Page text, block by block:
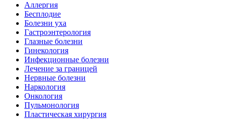
Аллергия
Бесплодие
Болезни уха
Гастроэнтерология
Глазные болезни
Гинекология
Инфекционные болезни
Лечение за границей
Нервные болезни
Наркология
Онкология
Пульмонология
Пластическая хирургия